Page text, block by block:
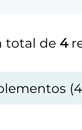
total de 4